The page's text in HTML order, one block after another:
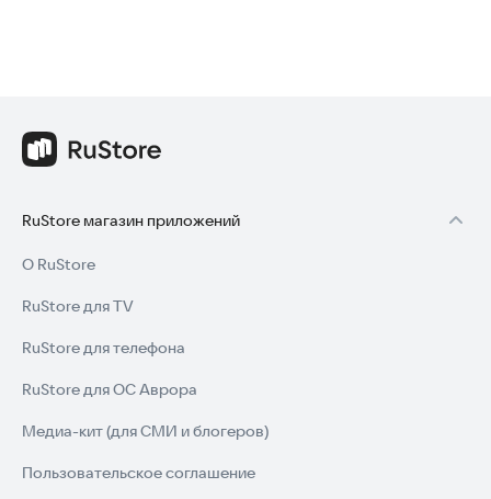
RuStore магазин приложений
О RuStore
RuStore для TV
RuStore для телефона
RuStore для ОС Аврора
Медиа-кит (для СМИ и блогеров)
Пользовательское соглашение